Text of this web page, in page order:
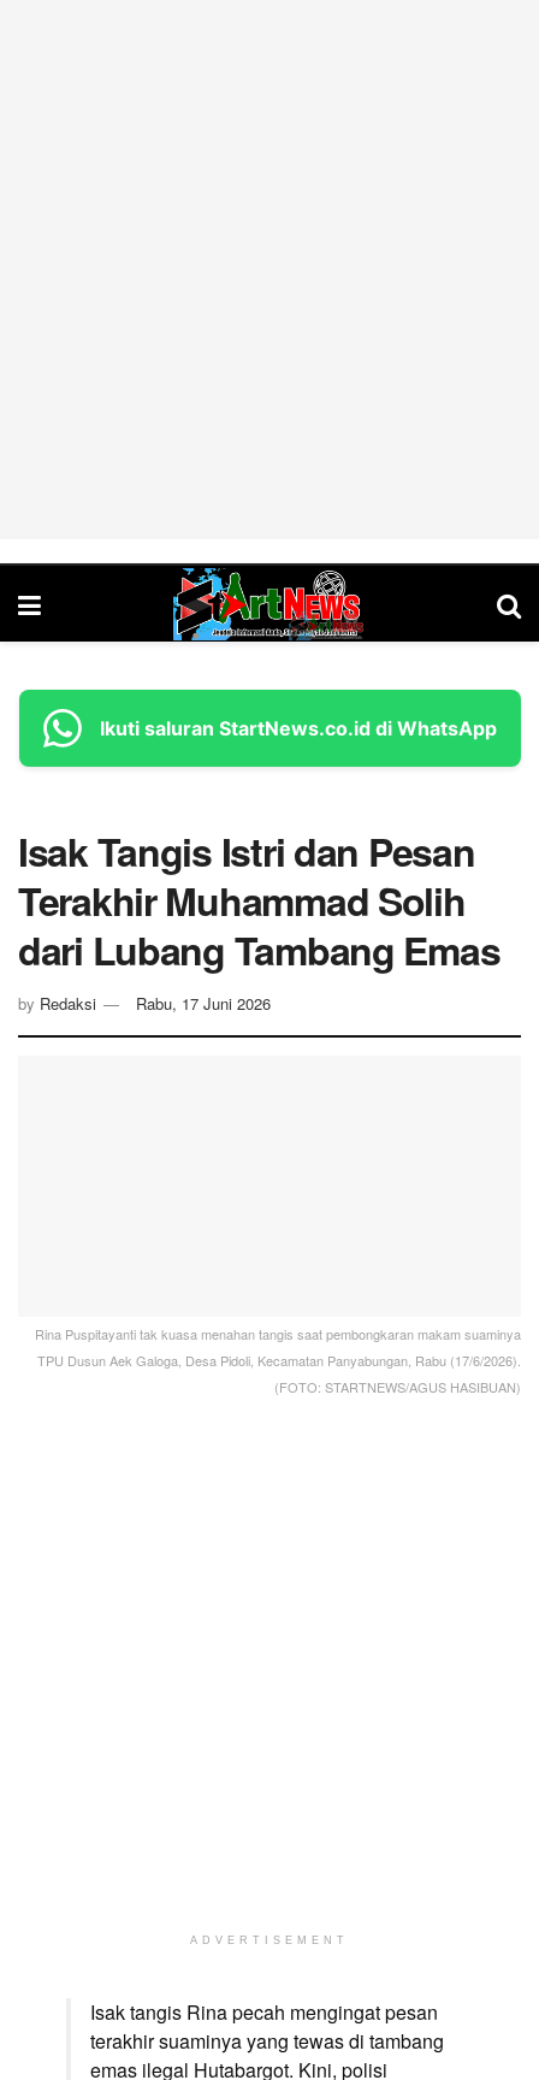
Ikuti saluran StartNews.co.id di WhatsApp
Isak Tangis Istri dan Pesan
Terakhir Muhammad Solih
dari Lubang Tambang Emas
by Redaksi Rabu, 17 Juni 2026
Rina Puspitayanti tak kuasa menahan tangis saat pembongkaran makam suaminya
TPU Dusun Aek Galoga, Desa Pidoli, Kecamatan Panyabungan, Rabu (17/6/2026).
(FOTO: STARTNEWS/AGUS HASIBUAN)
ADVERTISEMENT
Isak tangis Rina pecah mengingat pesan
terakhir suaminya yang tewas di tambang
emas ilegal Hutabargot. Kini, polisi